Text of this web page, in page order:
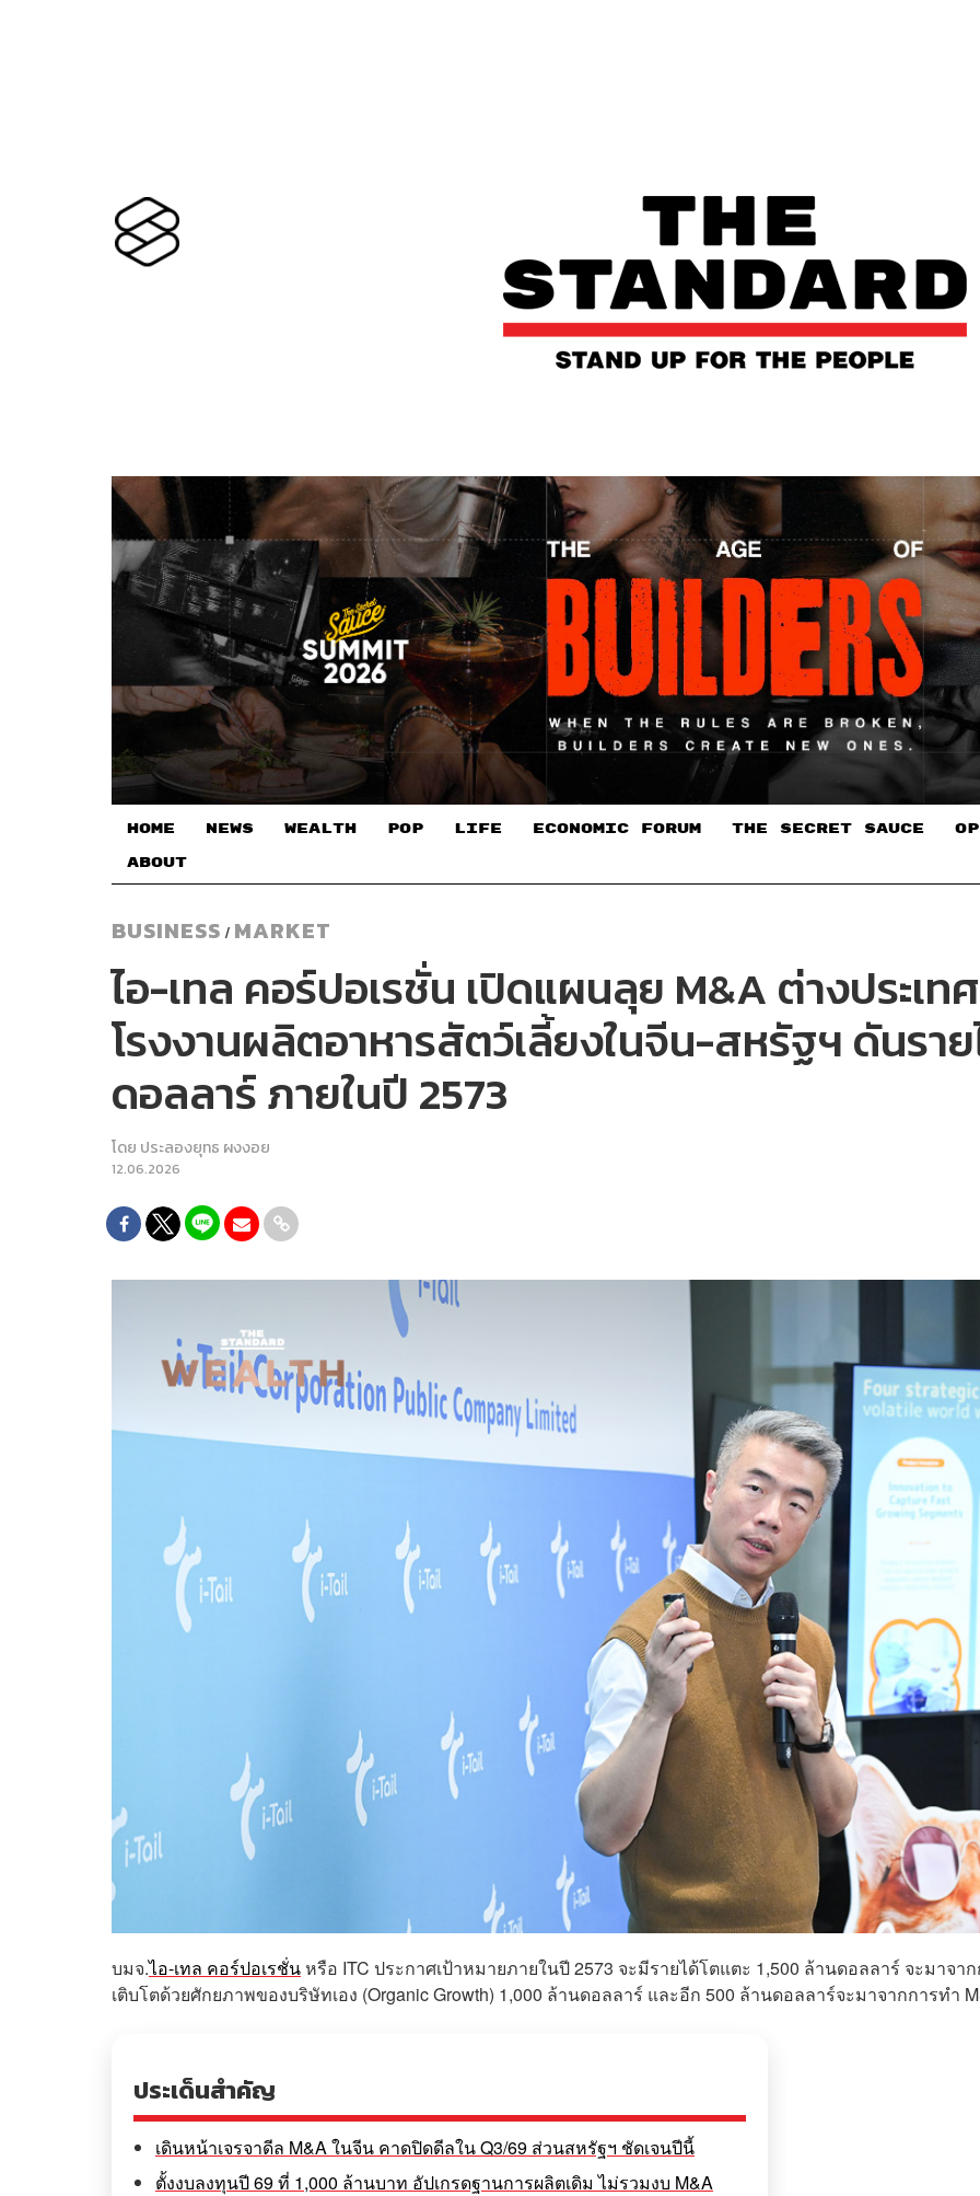
HOME NEWS WEALTH POP LIFE ECONOMIC FORUM THE SECRET SAUCE​
ABOUT
BUSINESS / MARKET
ไอ-เทล คอร์ปอเรชั่น เปิดแผนลุย M&A ต่างประเท
โรงงานผลิตอาหารสัตว์เลี้ยงในจีน-สหรัฐฯ ดันราย
ดอลลาร์ ภายในปี 2573
โดย ประลองยุทธ ผงงอย
12.06.2026
บมจ.ไอ-เทล คอร์ปอเรชั่นหรือ ITC ประกาศเป้าหมายภายในปี 2573 จะมีรายได้โตแตะ 1,500 ล้านดอลลาร์ จะมาจา
เติบโตด้วยศักยภาพของบริษัทเอง (Organic Growth) 1,000 ล้านดอลลาร์ และอีก 500 ล้านดอลลาร์จะมาจากการทำ
ประเด็นสำคัญ
เดินหน้าเจรจาดีล M&A ในจีน คาดปิดดีลใน Q3/69 ส่วนสหรัฐฯ ชัดเจนปีนี้
ตั้งงบลงทุนปี 69 ที่ 1,000 ล้านบาท อัปเกรดฐานการผลิตเดิม ไม่รวมงบ M&A